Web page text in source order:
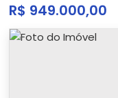
R$ 949.000,00